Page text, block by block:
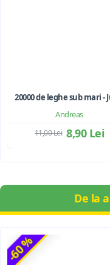
Andreas
8,90 Lei
11,00 Lei
De la
-60 %